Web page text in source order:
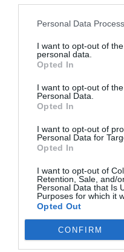
Personal Data
I want to opt-out of
personal data.
Opted In
I want to opt-out of
Personal Data.
Opted In
I want to opt-out of
Personal Data for
Opted In
I want to opt-out of
Retention, Sale, and/
Personal Data that Is
Purposes for which it
Opted Out
CONFIRM
Les sticks solaires
votre protection
3 Août 2026